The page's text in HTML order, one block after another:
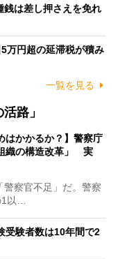
は差し押さえを免れ
万円超の延滞税が積み
一覧を見る
路」
はかかるか？】警察庁
織の構造改革」 実
察官不足」だ。警察
以…
受験者数は10年間で2